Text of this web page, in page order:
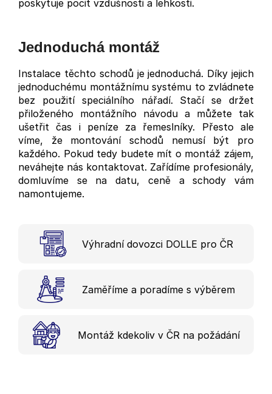
poskytuje pocit vzdušnosti a lehkosti.
Jednoduchá montáž
Instalace těchto schodů je jednoduchá. Díky jejich
jednoduchému montážnímu systému to zvládnete
bez použití speciálního nářadí. Stačí se držet
přiloženého montážního návodu a můžete tak
ušetřit čas i peníze za řemeslníky. Přesto ale
víme, že montování schodů nemusí být pro
každého. Pokud tedy budete mít o montáž zájem,
neváhejte nás kontaktovat. Zařídíme profesionály,
domluvíme se na datu, ceně a schody vám
namontujeme.
Výhradní dovozci DOLLE pro ČR
Zaměříme a poradíme s výběrem
Montáž kdekoliv v ČR na požádání